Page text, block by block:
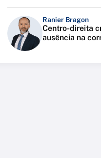
Ranier Bragon
Centro-direita
ausência na